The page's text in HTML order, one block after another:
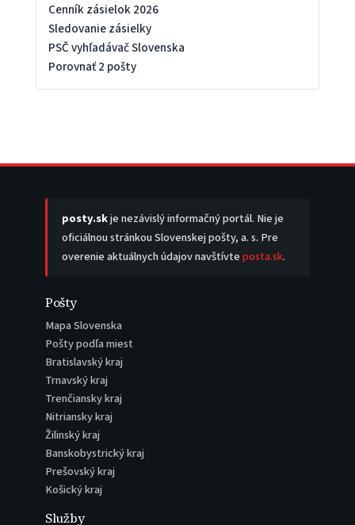
Cenník zásielok 2026
Sledovanie zásielky
PSČ vyhľadávač Slovenska
Porovnať 2 pošty
posty.skje nezávislý informačný portál. Nie je
oficiálnou stránkou Slovenskej pošty, a. s. Pre
overenie aktuálnych údajov navštívteposta.sk.
Pošty
Mapa Slovenska
Pošty podľa miest
Bratislavský kraj
Trnavský kraj
Trenčiansky kraj
Nitriansky kraj
Žilinský kraj
Banskobystrický kraj
Prešovský kraj
Košický kraj
Služby